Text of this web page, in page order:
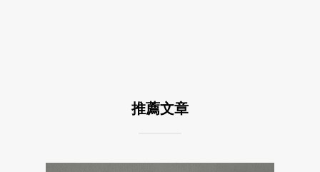
推薦文章